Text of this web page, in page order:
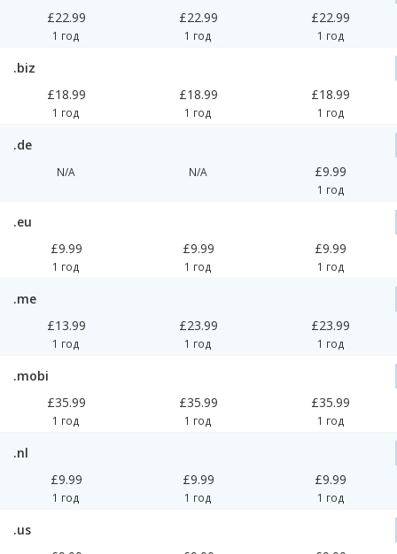
£22.99
1 год
£22.99
1 год
£22.99
1 год
.biz
£18.99
1 год
£18.99
1 год
£18.99
1 год
.de
N/A N/A £9.99
1 год
.eu
£9.99
1 год
£9.99
1 год
£9.99
1 год
.me
£13.99
1 год
£23.99
1 год
£23.99
1 год
.mobi
£35.99
1 год
£35.99
1 год
£35.99
1 год
.nl
£9.99
1 год
£9.99
1 год
£9.99
1 год
.us